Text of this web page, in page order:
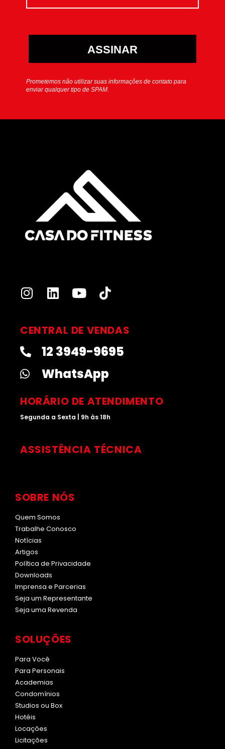
ASSINAR
Prometemos não utilizar suas informações de contato para
enviar qualquer tipo de SPAM.
I
t
g
r
a
m
L
k
e
d
i
n
Y
t
u
b
e
T
i
t
o
k
CENTRAL DE VENDAS
12 3949-9695
WhatsApp
HORÁRIO DE ATENDIMENTO
Segunda a Sexta | 9h às 18h
ASSISTÊNCIA TÉCNICA
SOBRE NÓS
Quem Somos
Trabalhe Conosco
Notícias
Artigos
Política de Privacidade
Downloads
Imprensa e Parcerias
Seja um Representante
Seja uma Revenda
SOLUÇÕES
Para Você
Para Personais
Academias
Condomínios
Studios ou Box
Hotéis
Locações
Licitações